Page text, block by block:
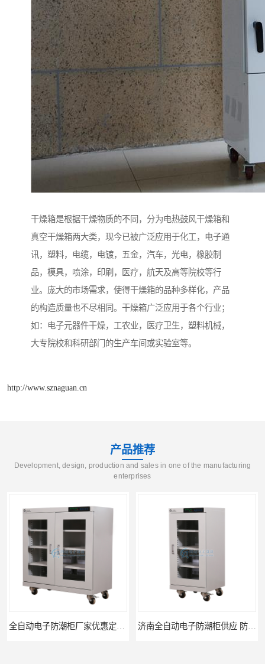
干燥箱是根据干燥物质的不同，分为电热鼓风干燥箱和
真空干燥箱两大类，现今已被广泛应用于化工，电子通
讯，塑料，电缆，电镀，五金，汽车，光电，橡胶制
品，模具，喷涂，印刷，医疗，航天及高等院校等行
业。庞大的市场需求，使得干燥箱的品种多样化，产品
的构造质量也不尽相同。干燥箱广泛应用于各个行业；
如：电子元器件干燥，工农业，医疗卫生，塑料机械，
大专院校和科研部门的生产车间或实验室等。
http://www.sznaguan.cn
产品推荐
Development, design, production and sales in one of the manufacturing
enterprises
全自动电子防潮柜厂家优惠定制 全自动防潮柜设备供应 济南全自动电子防潮柜供应 防潮柜厂家直销型号齐全